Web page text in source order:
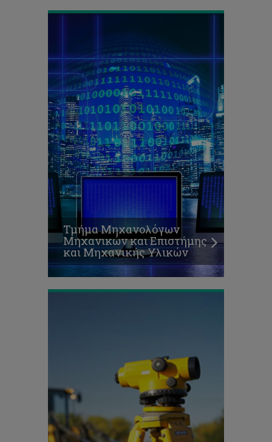
Τμήμα Μηχανολόγων
Μηχανικών και Επιστήμης
και Μηχανικής Υλικών